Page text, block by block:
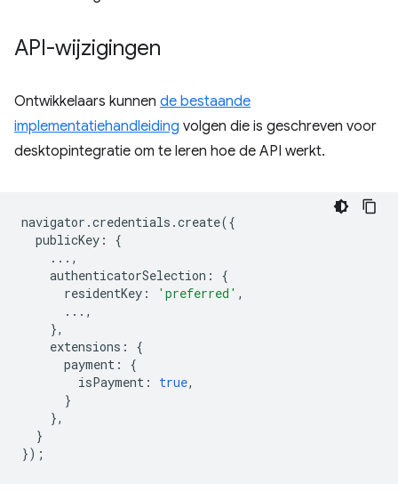
API-wijzigingen
Ontwikkelaars kunnen de bestaande
implementatiehandleiding volgen die is geschreven voor
desktopintegratie om te leren hoe de API werkt.
navigator .credentials .create({
publicKey :
{
...,
authenticatorSelection :
{
residentKey : 'preferred' ,
...,
},
extensions :
{
payment :
{
isPayment : true,
}
},
}
});